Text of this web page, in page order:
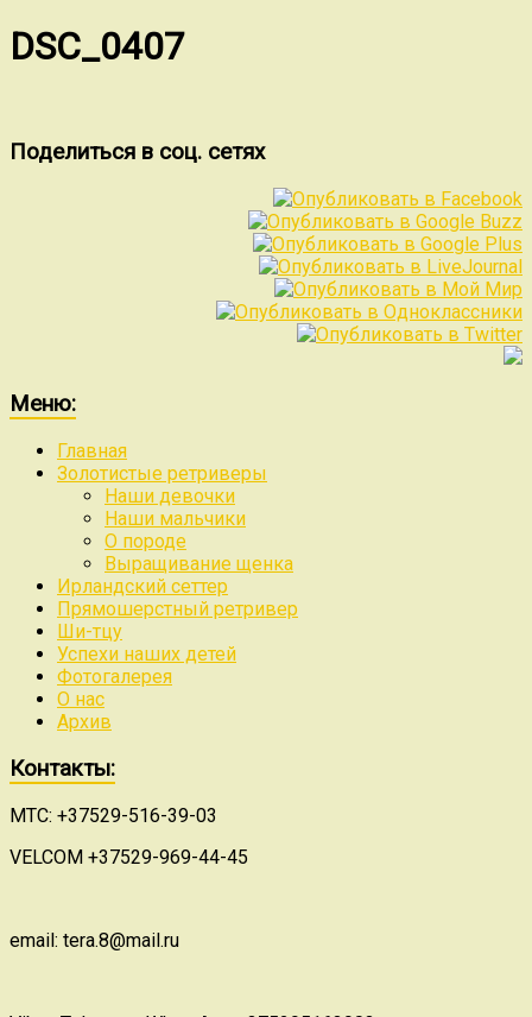
DSC_0407
Поделиться в соц. сетях
Меню:
Главная
Золотистые ретриверы
Наши девочки
Наши мальчики
О породе
Выращивание щенка
Ирландский сеттер
Прямошерстный ретривер
Ши-тцу
Успехи наших детей
Фотогалерея
О нас
Архив
Контакты:
МТС: +37529-516-39-03
VELCOM +37529-969-44-45
email: tera.8@mail.ru